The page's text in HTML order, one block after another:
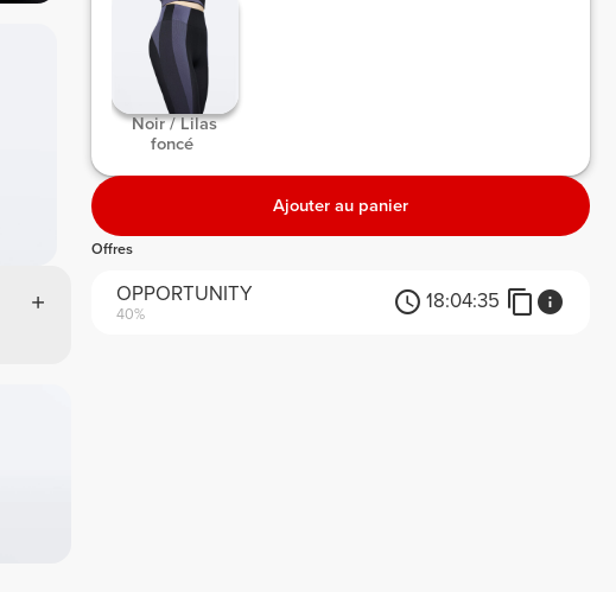
Noir / Lilas
foncé
Ajouter au panier
Offres
OPPORTUNITY
40%
18:04:35